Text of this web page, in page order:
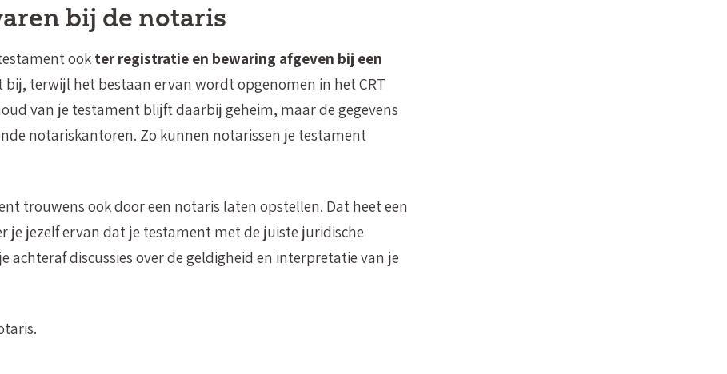
bij de notaris
ookter registratie en bewaring afgeven bij een
terwijl het bestaan ervan wordt opgenomen in het CRT
van je testament blijft daarbij geheim, maar de gegevens
notariskantoren. Zo kunnen notarissen je testament
trouwens ook door een notaris laten opstellen. Dat heet een
je jezelf ervan dat je testament met de juiste juridische
discussies over de geldigheid en interpretatie van je